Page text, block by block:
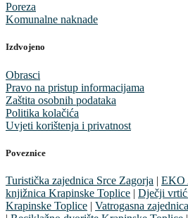
Poreza
Komunalne naknade
Izdvojeno
Obrasci
Pravo na pristup informacijama
Zaštita osobnih podataka
Politika kolačića
Uvjeti korištenja i privatnost
Poveznice
Turistička zajednica Srce Zagorja | EKO
knjižnica Krapinske Toplice | Dječji
Krapinske Toplice | Vatrogasna